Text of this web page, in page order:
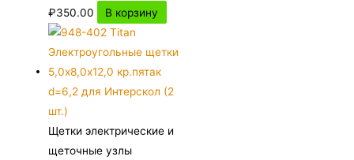
₽350.00 В корзину
Щетки электрические и
щеточные узлы